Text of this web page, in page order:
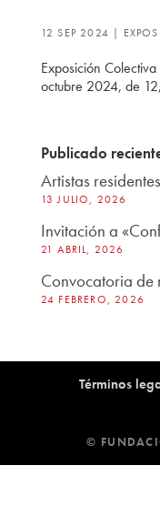
12 SEP 2024 |
Exposición
octubre 2024, de
Publicado
Artistas
13 JULIO, 2026
Invitación a
21 ABRIL, 2026
Convocatoria de
24 FEBRERO, 2026
Términos
©